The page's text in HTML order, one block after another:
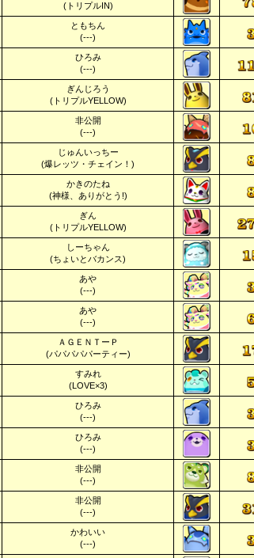
(トリプルIN)
ともちん
(---)
ひろみ
(---)
ぎんじろう
(トリプルYELLOW)
非公開
(---)
じゅんいっちー
(爆レッツ・チェイン！)
かきのたね
(神様、ありがとう!)
ぎん
(トリプルYELLOW)
しーちゃん
(ちょいとバカンス)
あや
(---)
あや
(---)
ＡＧＥＮＴーＰ
(パパパパパーティー)
すみれ
(LOVE×3)
ひろみ
(---)
ひろみ
(---)
非公開
(---)
非公開
(---)
かわいい
(---)